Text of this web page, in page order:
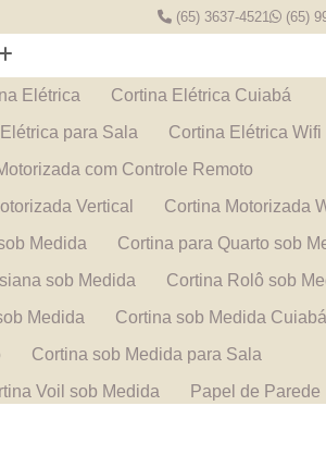
(65) 3637-4521 (65)
Elétrica
Cortina Elétrica Cuiabá
para Sala
Cortina Elétrica Wifi
com Controle Remoto
Vertical
Cortina Motorizada
Medida
Cortina para Quarto sob
sob Medida
Cortina Rolô sob
Medida
Cortina sob Medida Cuiabá
Cortina sob Medida para Sala
Voil sob Medida
Papel de Parede